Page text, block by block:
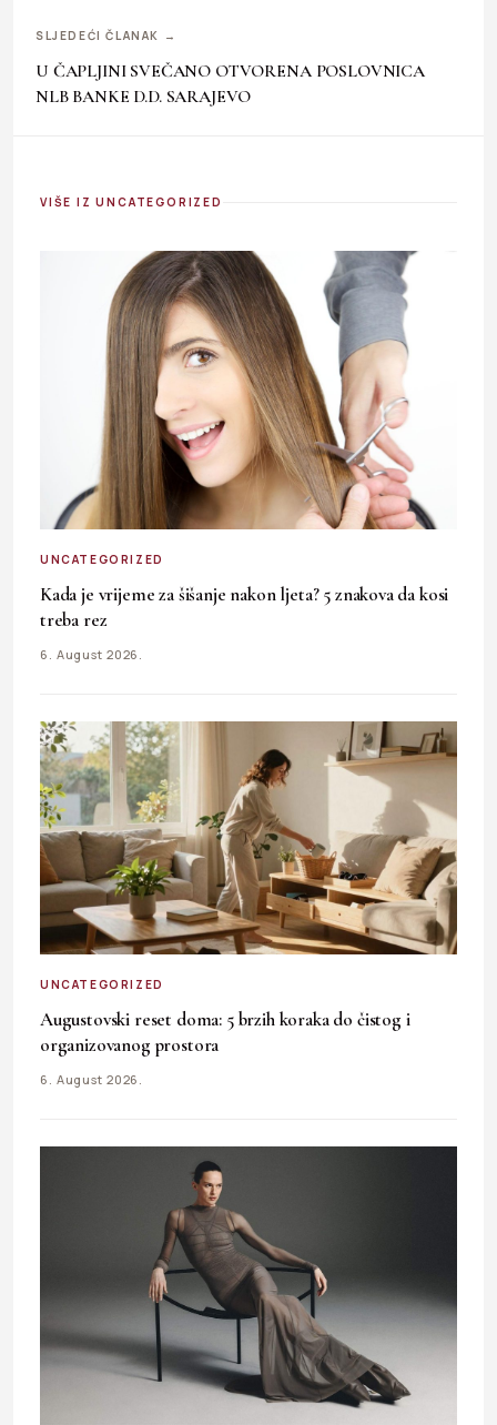
SLJEDEĆI ČLANAK →
U ČAPLJINI SVEČANO OTVORENA POSLOVNICA
NLB BANKE D.D. SARAJEVO
VIŠE IZ UNCATEGORIZED
UNCATEGORIZED
Kada je vrijeme za šišanje nakon ljeta? 5 znakova da kosi
treba rez
6. August 2026.
UNCATEGORIZED
Augustovski reset doma: 5 brzih koraka do čistog i
organizovanog prostora
6. August 2026.